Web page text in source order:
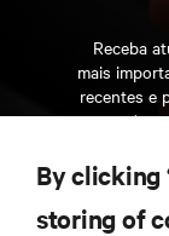
Receba
mais
recentes e
de
By clicking
storing of